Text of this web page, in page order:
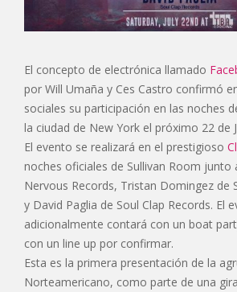
El concepto de electrónica llamado
por Will Umaña y Ces Castro confirmó
sociales su participación en las noches
la ciudad de New York el próximo 22 de
El evento se realizará en el prestigioso
noches oficiales de Sullivan Room junto
Nervous Records, Tristan Domingez de
y David Paglia de Soul Clap Records. El
adicionalmente contará con un boat
con un line up por confirmar.
Esta es la primera presentación de la
Norteamericano, como parte de una